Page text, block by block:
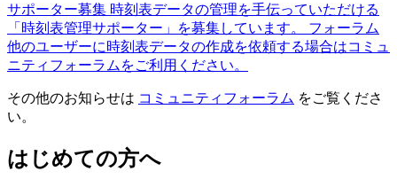
サポーター募集 時刻表データの管理を手伝っていただける
「時刻表管理サポーター」を募集しています。
フォーラム
他のユーザーに時刻表データの作成を依頼する場合はコミュ
ニティフォーラムをご利用ください。
その他のお知らせは コミュニティフォーラム をご覧くださ
い。
はじめての方へ